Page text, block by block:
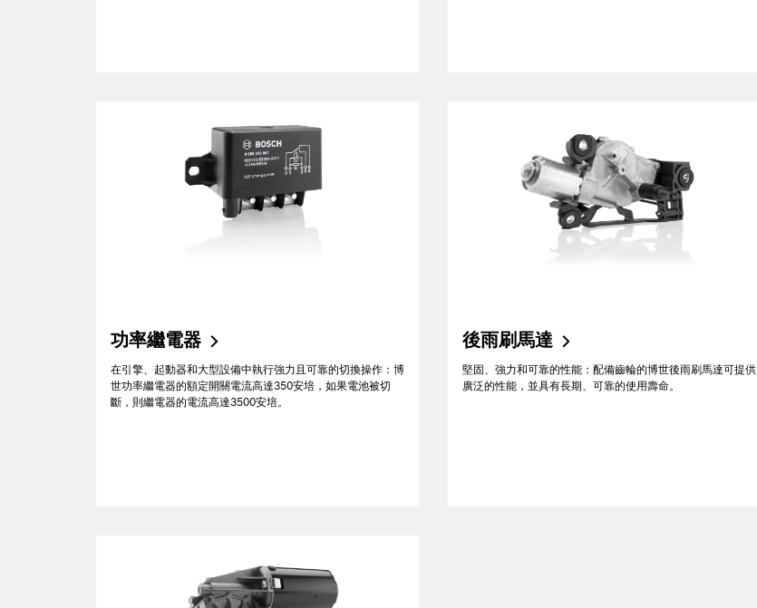
功率繼電器
在引擎、起動器和大型設備中執行強力且可靠的切換操作：博
世功率繼電器的額定開關電流高達350安培，如果電池被切
斷，則繼電器的電流高達3500安培。
後雨刷馬達
堅固、強力和可靠的性能：配備齒輪的博世後雨刷馬達可提供
廣泛的性能，並具有長期、可靠的使用壽命。